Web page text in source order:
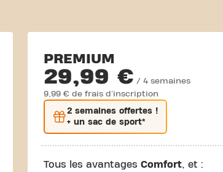
PREMIUM
29,99 € / 4 semaines
9,99 € de frais d'inscription
2 semaines offertes !
+ un sac de sport*
Tous les avantagesComfort, et :